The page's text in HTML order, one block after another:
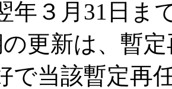
年３月31日ま
更新は、暫定
で当該暫定再